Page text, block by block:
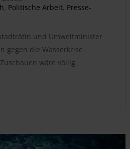
, Politische Arbeit, Presse-
und Umweltminister
gegen die Wasserkrise
wäre völlig